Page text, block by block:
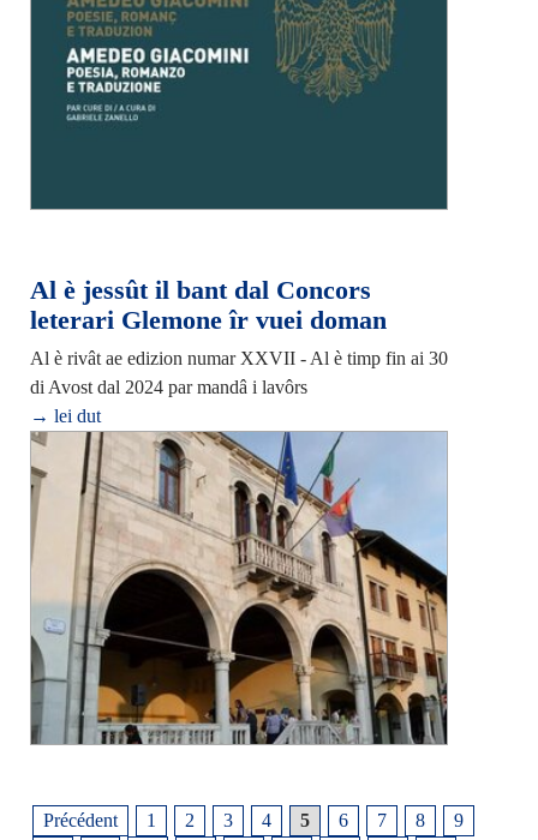
Al è jessût il bant dal Concors
leterari Glemone îr vuei doman
Al è rivât ae edizion numar XXVII - Al è timp fin ai 30
di Avost dal 2024 par mandâ i lavôrs
→ lei dut
Précédent 1 2 3 4 5 6 7 8
9